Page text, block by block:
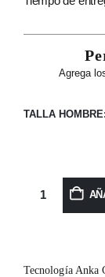
Agrega
TALLA HOMBRE
Tecnología Anka